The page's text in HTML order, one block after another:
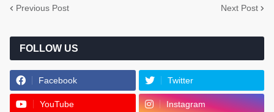
Previous Post Next Post
FOLLOW US
Facebook Twitter
YouTube Instagram